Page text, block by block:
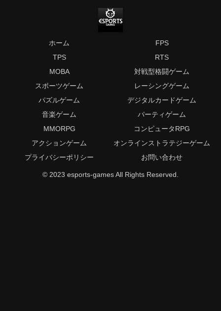
ホーム
FPS
TPS
RTS
MOBA
対戦型格闘ゲーム
スポーツゲーム
レーシングゲーム
パズルゲーム
デジタルカードゲーム
音楽ゲーム
パーティゲーム
MMORPG
コンピュータRPG
アクションゲーム
オンラインストラテジーゲーム
プライバシーポリシー
お問い合わせ
© 2023 esports-games All Rights Reserved.